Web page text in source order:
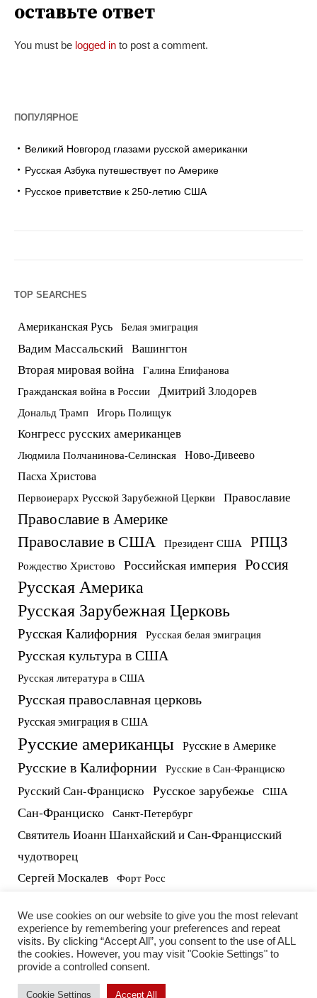
оставьте ответ
You must be logged in to post a comment.
ПОПУЛЯРНОЕ
Великий Новгород глазами русской американки
Русская Азбука путешествует по Америке
Русское приветствие к 250-летию США
TOP SEARCHES
Американская Русь Белая эмиграция
Вадим Массальский Вашингтон
Вторая мировая война Галина Епифанова
Гражданская война в России Дмитрий Злодорев
Дональд Трамп Игорь Полищук
Конгресс русских американцев
Людмила Полчанинова-Селинская Ново-Дивеево
Пасха Христова
Первоиерарх Русской Зарубежной Церкви Православие
Православие в Америке
Православие в США Президент США РПЦЗ
Рождество Христово Российская империя Россия
Русская Америка
Русская Зарубежная Церковь
Русская Калифорния Русская белая эмиграция
Русская культура в США
Русская литература в США
Русская православная церковь
Русская эмиграция в США
Русские американцы Русские в Америке
Русские в Калифорнии Русские в Сан-Франциско
Русский Сан-Франциско Русское зарубежье США
Сан-Франциско Санкт-Петербург
Святитель Иоанн Шанхайский и Сан-Францисский
чудотворец
Сергей Москалев Форт Росс
We use cookies on our website to give you the most relevant
experience by remembering your preferences and repeat
visits. By clicking “Accept All”, you consent to the use of ALL
the cookies. However, you may visit "Cookie Settings" to
provide a controlled consent.
Cookie Settings Accept All